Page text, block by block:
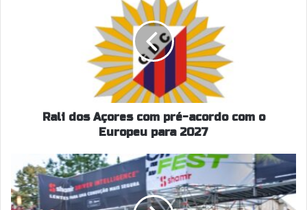
Rali dos Açores com pré-acordo com o
Europeu para 2027
Shamir
patrocina
oficialmente
o